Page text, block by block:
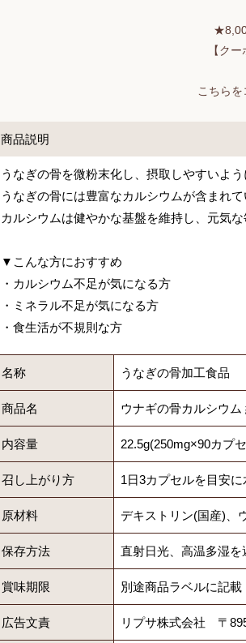
【ク
こちらを
商品説明
うなぎの骨を微粉末化し、摂取しやすいよう
うなぎの骨には豊富なカルシウムが含まれて
カルシウムは健やかな基盤を維持し、元気
▼こんな方におすすめ
・カルシウム不足が気になる方
・ミネラル不足が気になる方
・食生活が不規則な方
名称 うなぎの骨加工食品
商品名 ウナギの骨カルシウ
内容量 22.5g(250mg×90カプ
召し上がり方 1日3カプセルを目安
原材料 デキストリン(国産)、
保存方法 直射日光、高温多湿
賞味期限 別途商品ラベルに記載
広告文責 リプサ株式会社 〒